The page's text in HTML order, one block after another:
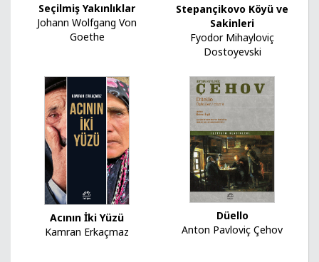
Seçilmiş Yakınlıklar
Johann Wolfgang Von
Goethe
Stepançikovo Köyü ve
Sakinleri
Fyodor Mihayloviç
Dostoyevski
Acının İki Yüzü
Kamran Erkaçmaz
Düello
Anton Pavloviç Çehov